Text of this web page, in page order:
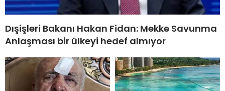
Dışişleri Bakanı Hakan Fidan: Mekke Savunma
Anlaşması bir ülkeyi hedef almıyor